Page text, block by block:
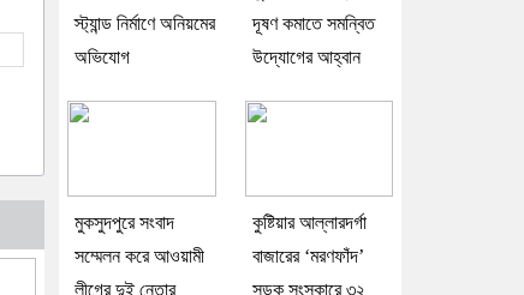
স্ট্যান্ড নির্মাণে অনিয়মের
অভিযোগ
দূষণ কমাতে সমন্বিত
উদ্যোগের আহ্বান
মুকসুদপুরে সংবাদ
সম্মেলন করে আওয়ামী
লীগের দুই নেতার
কুষ্টিয়ার আল্লারদর্গা
বাজারের ‘মরণফাঁদ’
সড়ক সংস্কারে ৩২